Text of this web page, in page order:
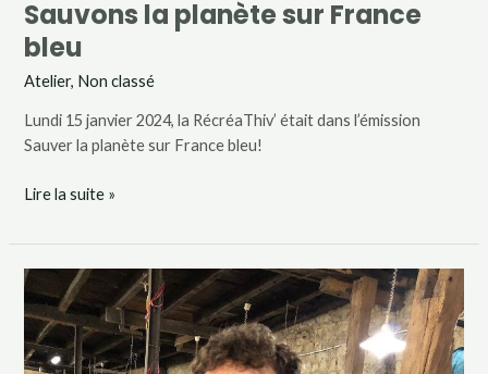
Sauvons la planète sur France
bleu
Atelier, Non classé
Lundi 15 janvier 2024, la RécréaThiv’ était dans l’émission
Sauver la planète sur France bleu!
Lire la suite »
L’équipe
s’agrandit